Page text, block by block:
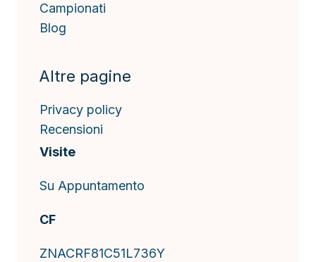
Campionati
Blog
Altre pagine
Privacy policy
Recensioni
Visite
Su Appuntamento
CF
ZNACRF81C51L736Y